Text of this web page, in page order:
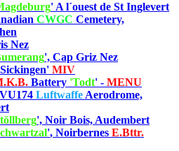
' A l´ouest de St Inglevert
CWGC Cemetery,
Nez
', Cap Griz Nez
MIV
Battery 'Todt' - MENU
Luftwaffe Aerodrome,
', Noir Bois, Audembert
', Noirbernes E.Bttr.